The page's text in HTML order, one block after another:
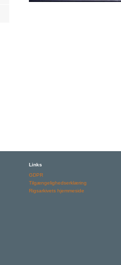
Links
GDPR
Tilgængelighedserklæring
Rigsarkivets hjemmeside